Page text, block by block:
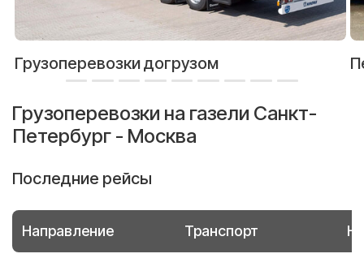
Грузоперевозки догрузом
Грузоперевозки на газели Санкт-
Петербург - Москва
Последние рейсы
Направление Транспорт